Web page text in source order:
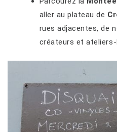
aller au plateau de
rues adjacentes, de
créateurs et